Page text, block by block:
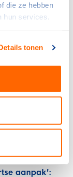
die ze hebben
hun services.
tonen
diensttijd
ontwikkelen’
de rekening
aanpak’: